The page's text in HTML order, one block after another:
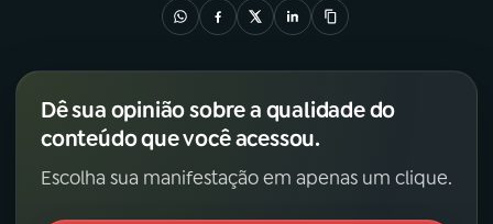
Dê sua opinião sobre a qualidade do
conteúdo que você acessou.
Escolha sua manifestação em apenas um clique.